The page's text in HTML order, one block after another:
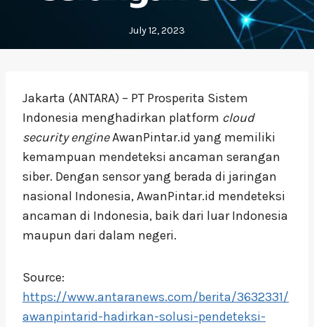
July 12, 2023
Jakarta (ANTARA) – PT Prosperita Sistem
Indonesia menghadirkan platform cloud
security engineAwanPintar.id yang memiliki
kemampuan mendeteksi ancaman serangan
siber. Dengan sensor yang berada di jaringan
nasional Indonesia, AwanPintar.id mendeteksi
ancaman di Indonesia, baik dari luar Indonesia
maupun dari dalam negeri.
Source:
https://www.antaranews.com/berita/3632331/
awanpintarid-hadirkan-solusi-pendeteksi-